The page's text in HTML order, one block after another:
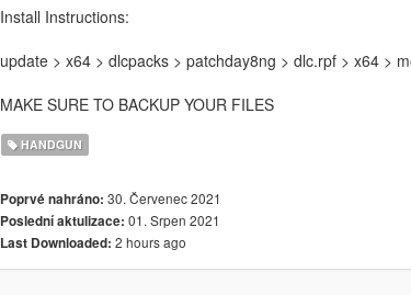
Install Instructions:
update > x64 > dlcpacks > patchday8ng > dlc.rpf > x64 >
MAKE SURE TO BACKUP YOUR FILES
HANDGUN
Poprvé nahráno: 30. Červenec 2021
Poslední aktulizace: 01. Srpen 2021
Last Downloaded: 2 hours ago